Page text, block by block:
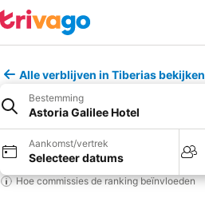
Alle verblijven in Tiberias bekijken
Bestemming
Astoria Galilee Hotel
Aankomst/vertrek
Selecteer datums
Hoe commissies de ranking beïnvloeden